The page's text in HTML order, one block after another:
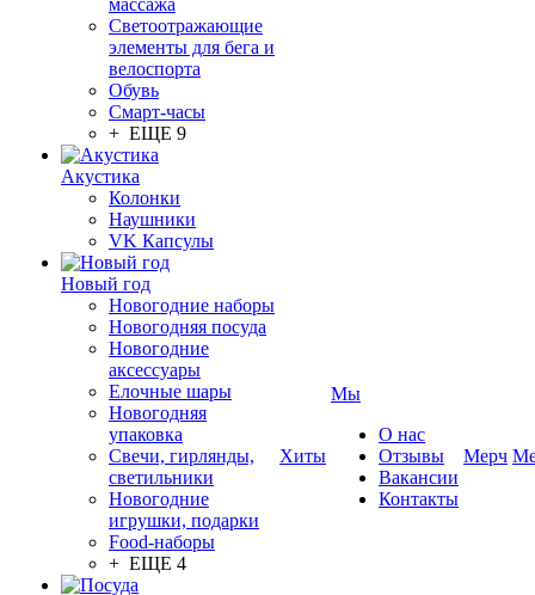
массажа
Светоотражающие
элементы для бега и
велоспорта
Обувь
Смарт-часы
+ ЕЩЕ 9
Акустика
Колонки
Наушники
VK Капсулы
Новый год
Новогодние наборы
Новогодняя посуда
Новогодние
аксессуары
Елочные шары
Новогодняя
упаковка
Свечи, гирлянды,
светильники
Новогодние
игрушки, подарки
Food-наборы
+ ЕЩЕ 4
Хиты
Мы
О нас
Отзывы
Вакансии
Контакты
Мерч